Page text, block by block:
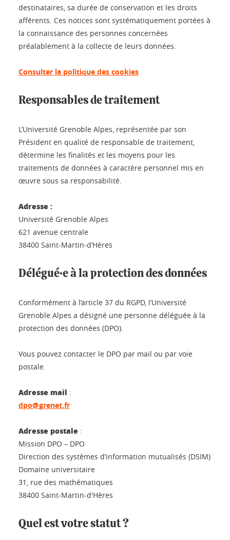
destinataires, sa durée de conservation et les droits
afférents. Ces notices sont systématiquement portées à
la connaissance des personnes concernées
préalablement à la collecte de leurs données.
Consulter la politique des cookies
Responsables de traitement
L’Université Grenoble Alpes, représentée par son
Président en qualité de responsable de traitement,
détermine les finalités et les moyens pour les
traitements de données à caractère personnel mis en
œuvre sous sa responsabilité.
Adresse :
Université Grenoble Alpes
621 avenue centrale
38400 Saint-Martin-d’Hères
Délégué·e à la protection des données
Conformément à l’article 37 du RGPD, l’Université
Grenoble Alpes a désigné une personne déléguée à la
protection des données (DPO).
Vous pouvez contacter le DPO par mail ou par voie
postale.
Adresse mail :
dpo@grenet.fr
Adresse postale :
Mission DPO – DPO
Direction des systèmes d’information mutualisés (DSIM)
Domaine universitaire
31, rue des mathématiques
38400 Saint-Martin-d'Hères
Quel est votre statut ?